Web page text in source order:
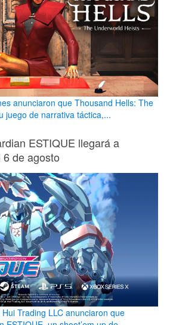
anunciaron que Thousand Hells: The
juego de narrativa táctica,...
ESTIQUE llegará a
de agosto
Trading LLC anunciaron que